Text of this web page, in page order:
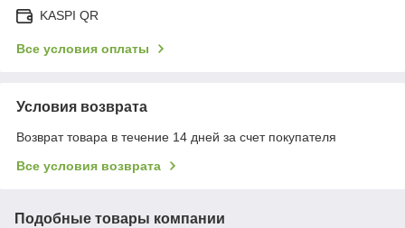
KASPI QR
Все условия оплаты
Условия возврата
Возврат товара в течение 14 дней за счет покупателя
Все условия возврата
Подобные товары компании